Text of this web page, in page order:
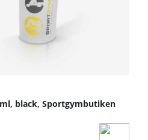
black, Sportgymbutiken